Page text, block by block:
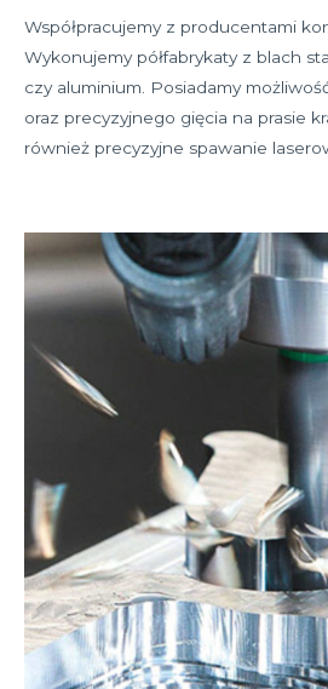
Współpracujemy z producentami
Wykonujemy półfabrykaty z blach
czy aluminium. Posiadamy
oraz precyzyjnego gięcia na prasie
również precyzyjne spawanie